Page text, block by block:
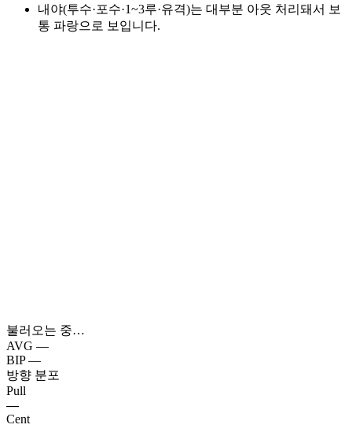
내야(투수·포수·1~3루·유격)는 대부분 아웃 처리돼서 보
통 파랑으로 보입니다.
불러오는 중…
AVG —
BIP —
방향 분포
Pull
—
Cent